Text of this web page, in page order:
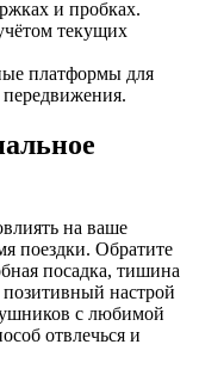
и пробках.
текущих
платформы для
на ваше
поездки. Обратите
посадка, тишина
позитивный настрой
с любимой
отвлечься и